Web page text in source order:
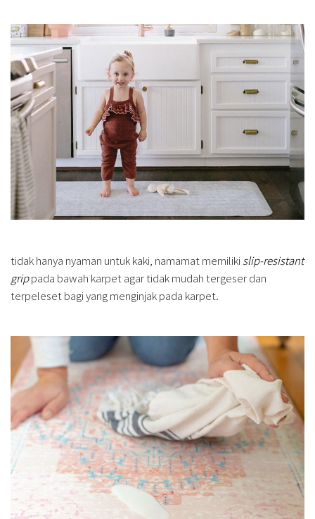
tidak hanya nyaman untuk kaki, namamat memiliki slip-resistant
grippada bawah karpet agar tidak mudah tergeser dan
terpeleset bagi yang menginjak pada karpet.